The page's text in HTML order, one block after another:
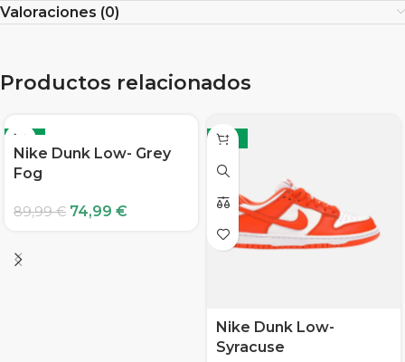
Valoraciones (0)
Productos relacionados
-17%
Nike Dunk Low- Grey
Fog
89,99€ 74,99 €
-17%
Nike Dunk Low-
Syracuse